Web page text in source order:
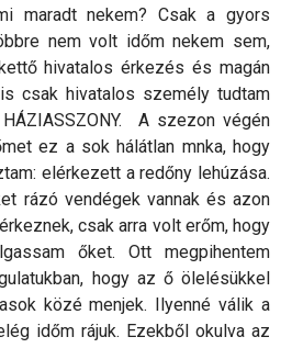
maradt nekem? Csak a gyors
nem volt időm nekem sem,
hivatalos érkezés és magán
csak hivatalos személy tudtam
A szezon végén
ez a sok hálátlan mnka, hogy
elérkezett a redőny lehúzása.
rázó vendégek vannak és azon
csak arra volt erőm, hogy
őket. Ott megpihentem
hogy az ő ölelésükkel
közé menjek. Ilyenné válik a
időm rájuk. Ezekből okulva az